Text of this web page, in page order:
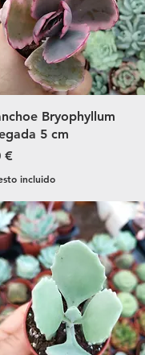
Vista rápida
Bryophyllum
5 cm
€
incluido